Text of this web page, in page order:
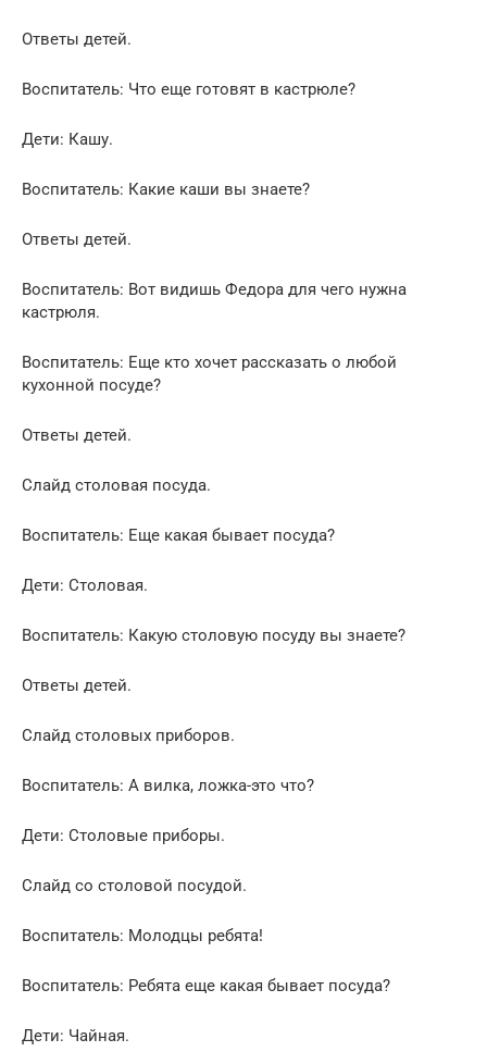
Ответы детей.
Воспитатель: Что еще готовят в кастрюле?
Дети: Кашу.
Воспитатель: Какие каши вы знаете?
Ответы детей.
Воспитатель: Вот видишь Федора для чего нужна
кастрюля.
Воспитатель: Еще кто хочет рассказать о любой
кухонной посуде?
Ответы детей.
Слайд столовая посуда.
Воспитатель: Еще какая бывает посуда?
Дети: Столовая.
Воспитатель: Какую столовую посуду вы знаете?
Ответы детей.
Слайд столовых приборов.
Воспитатель: А вилка, ложка-это что?
Дети: Столовые приборы.
Слайд со столовой посудой.
Воспитатель: Молодцы ребята!
Воспитатель: Ребята еще какая бывает посуда?
Дети: Чайная.